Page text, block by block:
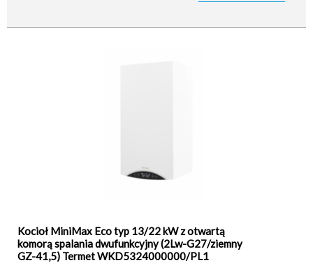
Kocioł MiniMax Eco typ 13/22 kW z otwartą
komorą spalania dwufunkcyjny (2Lw-G27/ziemny
GZ-41,5) Termet WKD5324000000/PL1